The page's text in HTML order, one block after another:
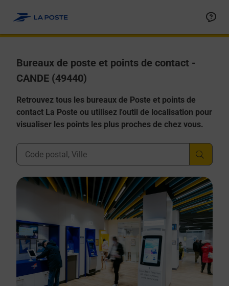
Bureaux de poste et points de contact -
CANDE (49440)
Retrouvez tous les bureaux de Poste et points de
contact La Poste ou utilisez l'outil de localisation pour
visualiser les points les plus proches de chez vous.
Ville, Département, Code Postal